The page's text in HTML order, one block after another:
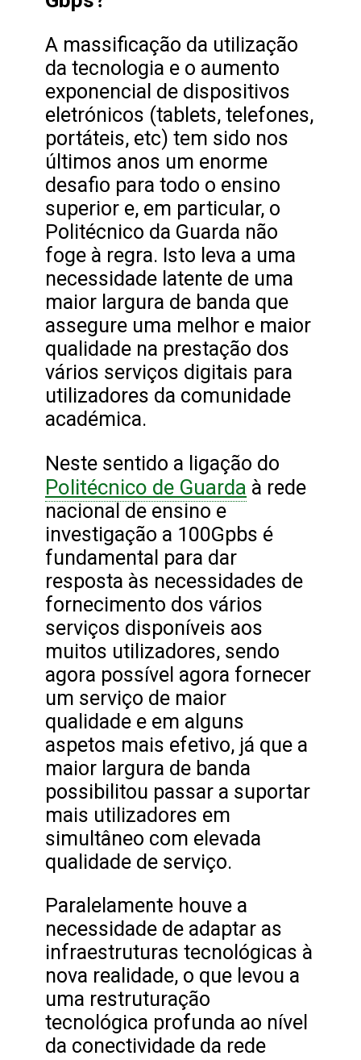
A massificação da utilização
da tecnologia e o aumento
exponencial de dispositivos
eletrónicos (tablets, telefones,
portáteis, etc) tem sido nos
últimos anos um enorme
desafio para todo o ensino
superior e, em particular, o
Politécnico da Guarda não
foge à regra. Isto leva a uma
necessidade latente de uma
maior largura de banda que
assegure uma melhor e maior
qualidade na prestação dos
vários serviços digitais para
utilizadores da comunidade
académica.
Neste sentido a ligação do
Politécnico de Guarda à rede
nacional de ensino e
investigação a 100Gpbs é
fundamental para dar
resposta às necessidades de
fornecimento dos vários
serviços disponíveis aos
muitos utilizadores, sendo
agora possível agora fornecer
um serviço de maior
qualidade e em alguns
aspetos mais efetivo, já que a
maior largura de banda
possibilitou passar a suportar
mais utilizadores em
simultâneo com elevada
qualidade de serviço.
Paralelamente houve a
necessidade de adaptar as
infraestruturas tecnológicas à
nova realidade, o que levou a
uma restruturação
tecnológica profunda ao nível
da conectividade da rede